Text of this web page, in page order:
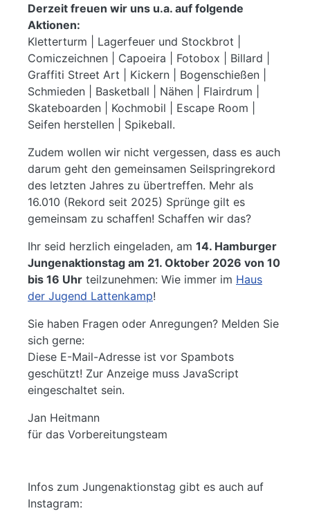
Derzeit freuen wir uns u.a. auf folgende
Aktionen:
Kletterturm | Lagerfeuer und Stockbrot |
Comiczeichnen | Capoeira | Fotobox | Billard |
Graffiti Street Art | Kickern | Bogenschießen |
Schmieden | Basketball | Nähen | Flairdrum |
Skateboarden | Kochmobil | Escape Room |
Seifen herstellen | Spikeball.
Zudem wollen wir nicht vergessen, dass es auch
darum geht den gemeinsamen Seilspringrekord
des letzten Jahres zu übertreffen. Mehr als
16.010 (Rekord seit 2025) Sprünge gilt es
gemeinsam zu schaffen! Schaffen wir das?
Ihr seid herzlich eingeladen, am 14. Hamburger
Jungenaktionstag am 21. Oktober 2026 von 10
bis 16 Uhr teilzunehmen: Wie immer im Haus
der Jugend Lattenkamp!
Sie haben Fragen oder Anregungen? Melden Sie
sich gerne:
Diese E-Mail-Adresse ist vor Spambots
geschützt! Zur Anzeige muss JavaScript
eingeschaltet sein.
Jan Heitmann
für das Vorbereitungsteam
Infos zum Jungenaktionstag gibt es auch auf
Instagram: